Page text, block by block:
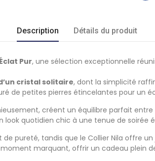
Description Détails du produit
Pur, une sélection exceptionnelle
cristal solitaire, dont la simplicité
de petites pierres étincelantes pour un
créent un équilibre parfait
quotidien chic à une tenue de soirée
pureté, tandis que le Collier Nila offre
moment marquant, offrir un cadeau plein